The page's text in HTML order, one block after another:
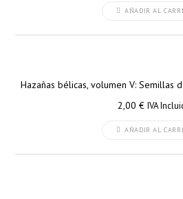
AÑADIR AL
Hazañas bélicas, volumen V: Semillas
2,00 € IVA
AÑADIR AL